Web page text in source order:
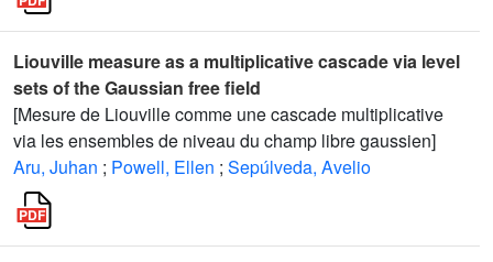
Liouville measure as a multiplicative cascade via level
sets of the Gaussian free field
[Mesure de Liouville comme une cascade multiplicative
via les ensembles de niveau du champ libre gaussien]
Aru, Juhan ; Powell, Ellen ; Sepúlveda, Avelio